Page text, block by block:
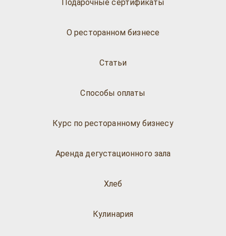
Подарочные сертификаты
О ресторанном бизнесе
Статьи
Способы оплаты
Курс по ресторанному бизнесу
Аренда дегустационного зала
Хлеб
Кулинария